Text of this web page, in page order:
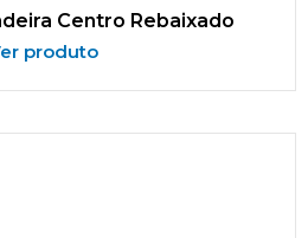
Centro Rebaixado
produto